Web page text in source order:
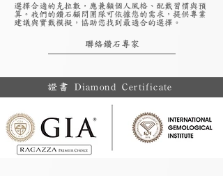
選擇合適的克拉數，應兼顧個人風格、配戴習慣與預
算。我們的鑽石顧問團隊可依據您的需求，提供專業
建議與實戴模擬，協助您找到最適合的選擇。
聯絡鑽石專家
證書 Diamond Certificate